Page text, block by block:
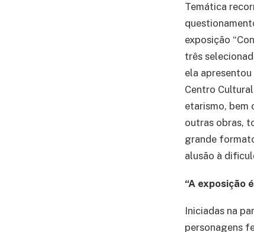
Temática
exposição
três
ela
Centro
etarismo, bem
outras obras,
grande
alusão à
“A exposição
Iniciadas na
personagens